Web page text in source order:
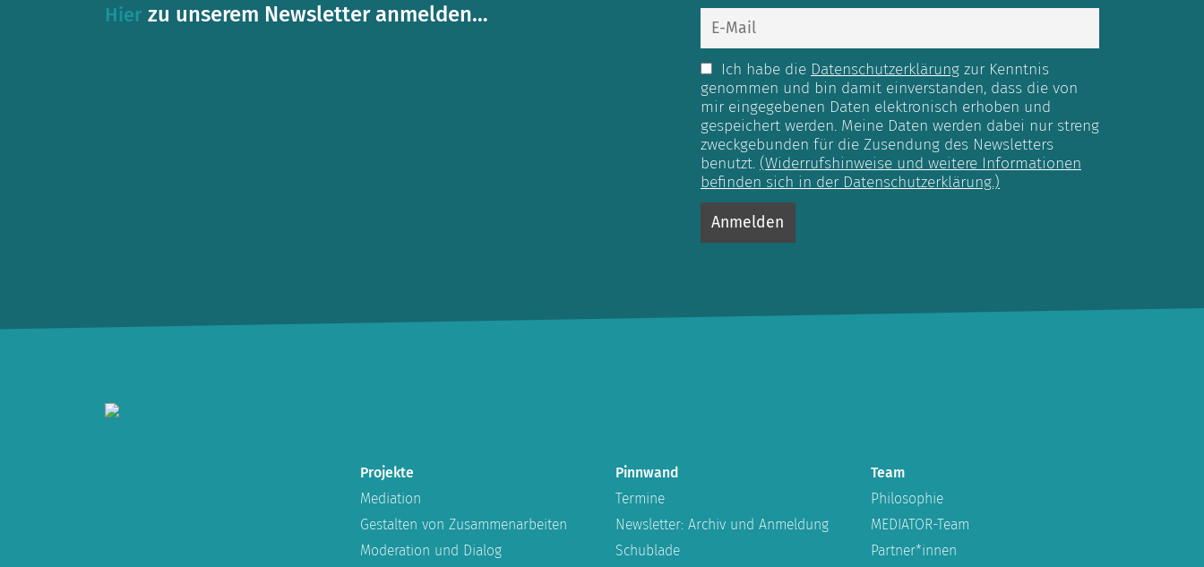
Hier zu unserem Newsletter anmelden…
Ich habe die Datenschutzerklärungzur Kenntnis
genommen und bin damit einverstanden, dass die von
mir eingegebenen Daten elektronisch erhoben und
gespeichert werden. Meine Daten werden dabei nur streng
zweckgebunden für die Zusendung des Newsletters
benutzt. (Widerrufshinweise und weitere Informationen
befinden sich in der Datenschutzerklärung.)
Projekte
Mediation
Gestalten von Zusammenarbeiten
Moderation und Dialog
Pinnwand
Termine
Newsletter: Archiv und Anmeldung
Schublade
Team
Philosophie
MEDIATOR-Team
Partner*innen